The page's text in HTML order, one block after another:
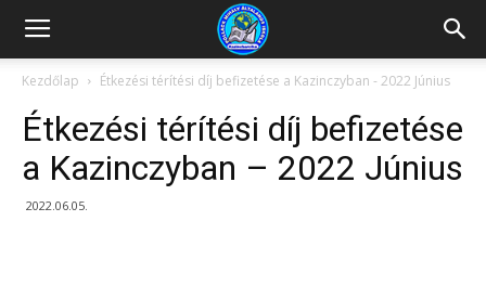
Kazincbarcikai
Pollack
Mihály
Kezdőlap Étkezési térítési díj befizetése a Kazinczyban - 2022 Június
Étkezési térítési díj befizetése
a Kazinczyban – 2022 Június
2022.06.05.